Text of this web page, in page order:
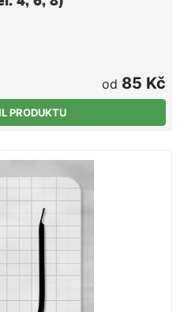
od 85 Kč
PRODUKTU